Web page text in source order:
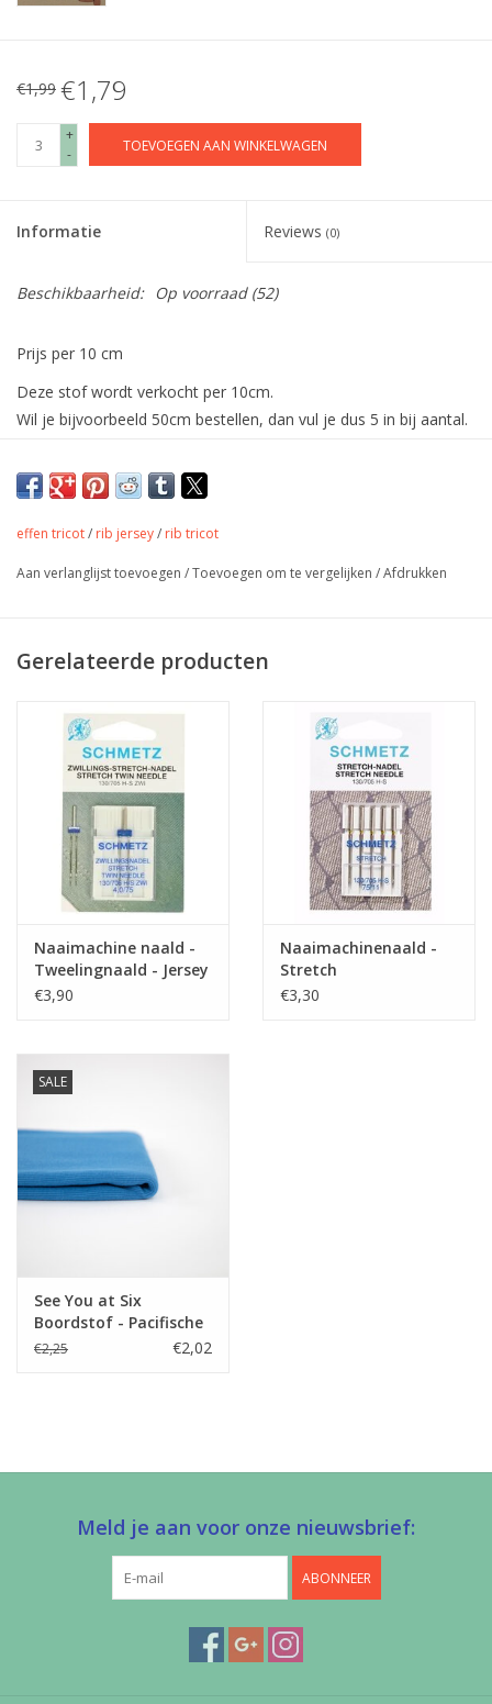
€1,99 €1,79
+
-
TOEVOEGEN AAN WINKELWAGEN
Informatie Reviews (0)
Beschikbaarheid: Op voorraad(52)
Prijs per 10 cm
Deze stof wordt verkocht per 10cm.
Wil je bijvoorbeeld 50cm bestellen, dan vul je dus 5 in bij aantal.
Wafeltricot met honden.
Kleur
beige
Gewicht
210 gr/m
truitje, accessoires
-
Stretch
ja
effen tricot/ rib jersey/ rib tricot
Aan verlanglijst toevoegen /Toevoegen om te vergelijken /Afdrukken
Gerelateerde producten
Naaimachine naald -
Tweelingnaald - Jersey
€3,90
Naaimachinenaald -
Stretch
€3,30
SALE
See You at Six
Boordstof - Pacifische
Kust
€2,25 €2,02
Meld je aan voor onze nieuwsbrief:
ABONNEER